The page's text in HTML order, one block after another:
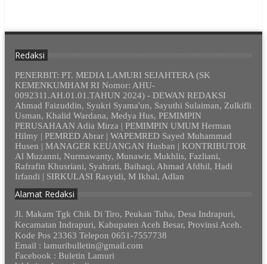
Redaksi
PENERBIT: PT. MEDIA LAMURI SEJAHTERA (SK
KEMENKUMHAM RI Nomor: AHU-
0092311.AH.01.01.TAHUN 2024) - DEWAN REDAKSI
Ahmad Faizuddin, Syukri Syama'un, Sayuthi Sulaiman, Zulkifli
Usman, Khalid Wardana, Medya Hus, PEMIMPIN
PERUSAHAAN Adia Mirza | PEMIMPIN UMUM Herman
Hilmy | PEMRED Abrar | WAPEMRED Sayed Muhammad
Husen | MANAGER KEUANGAN Husban | KONTRIBUTOR
Al Muzanni, Nurmawanty, Munawir, Mukhlis, Fazliani,
Rafrafin Khusriani, Syahrati, Baihaqi, Ahmad Afdhil, Hadi
Irfandi | SIRKULASI Rasyidi, M Ikbal, Adlan
Alamat Redaksi
Jl. Makam Tgk Chik Di Tiro, Peukan Tuha, Desa Indrapuri,
Kecamatan Indrapuri, Kabupaten Aceh Besar, Provinsi Aceh.
Kode Pos 23363 Telepon 0651-7557738
Email : lamuribulletin@gmail.com
Facebook : Buletin Lamuri